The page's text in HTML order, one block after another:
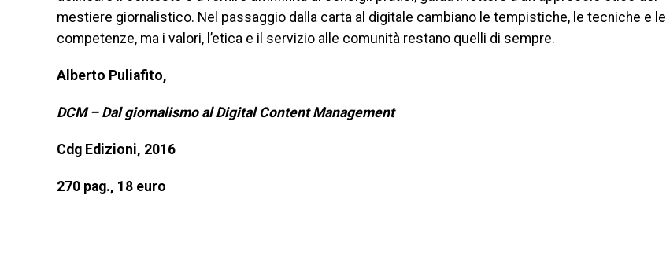
mestiere giornalistico. Nel passaggio dalla carta al digitale cambiano le tempistiche, le tecniche e le
competenze, ma i valori, l’etica e il servizio alle comunità restano quelli di sempre.
Alberto Puliafito,
DCM – Dal giornalismo al Digital Content Management
Cdg Edizioni, 2016
270 pag., 18 euro